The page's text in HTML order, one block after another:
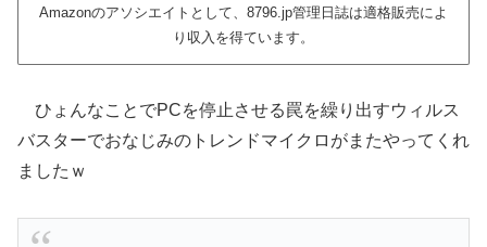
Amazonのアソシエイトとして、8796.jp管理日誌は適格販売によ
り収入を得ています。
ひょんなことでPCを停止させる罠を繰り出すウィルス
バスターでおなじみのトレンドマイクロがまたやってくれ
ましたｗ